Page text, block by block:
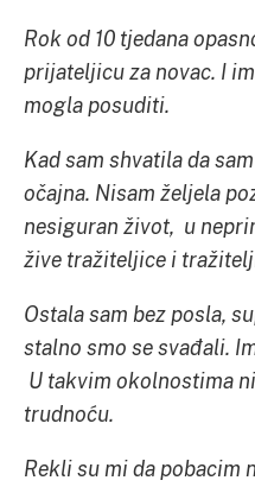
Rok od 10 tjedana
prijateljicu za novac. I
mogla posuditi.
Kad sam shvatila da
očajna. Nisam željela
nesiguran život, u
žive tražiteljice i
Ostala sam bez posla,
stalno smo se svađali.
U takvim okolnostima
trudnoću.
Rekli su mi da pobacim